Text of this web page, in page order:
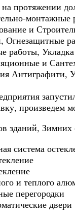
протяжении
монтажные
и
Огнезащитные
работы,
и
Антиграфити,
произведем
зданий,
система
и теплого
перегородки
двери